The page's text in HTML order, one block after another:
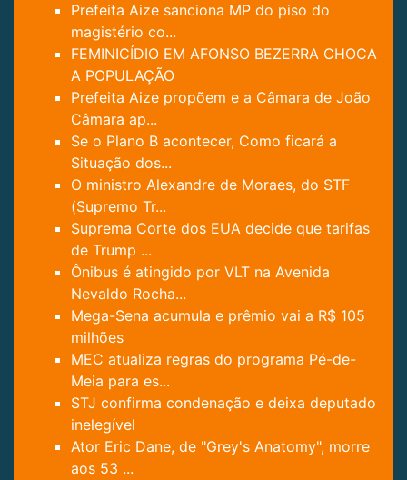
Prefeita Aize sanciona MP do piso do
magistério co...
FEMINICÍDIO EM AFONSO BEZERRA CHOCA
A POPULAÇÃO
Prefeita Aize propõem e a Câmara de João
Câmara ap...
Se o Plano B acontecer, Como ficará a
Situação dos...
O ministro Alexandre de Moraes, do STF
(Supremo Tr...
Suprema Corte dos EUA decide que tarifas
de Trump ...
Ônibus é atingido por VLT na Avenida
Nevaldo Rocha...
Mega-Sena acumula e prêmio vai a R$ 105
milhões
MEC atualiza regras do programa Pé-de-
Meia para es...
STJ confirma condenação e deixa deputado
inelegível
Ator Eric Dane, de "Grey's Anatomy", morre
aos 53 ...